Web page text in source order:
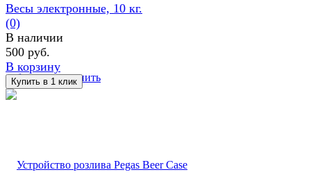
избранное сравнить
Весы электронные, 10 кг.
(0)
В наличии
500 руб.
В корзину